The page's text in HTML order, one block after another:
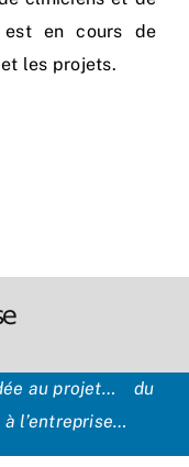
est en cours de
les projets.
au projet… du
l’entreprise…